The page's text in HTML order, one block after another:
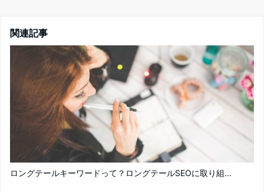
関連記事
ロングテールキーワードって？ロングテールSEOに取り組...